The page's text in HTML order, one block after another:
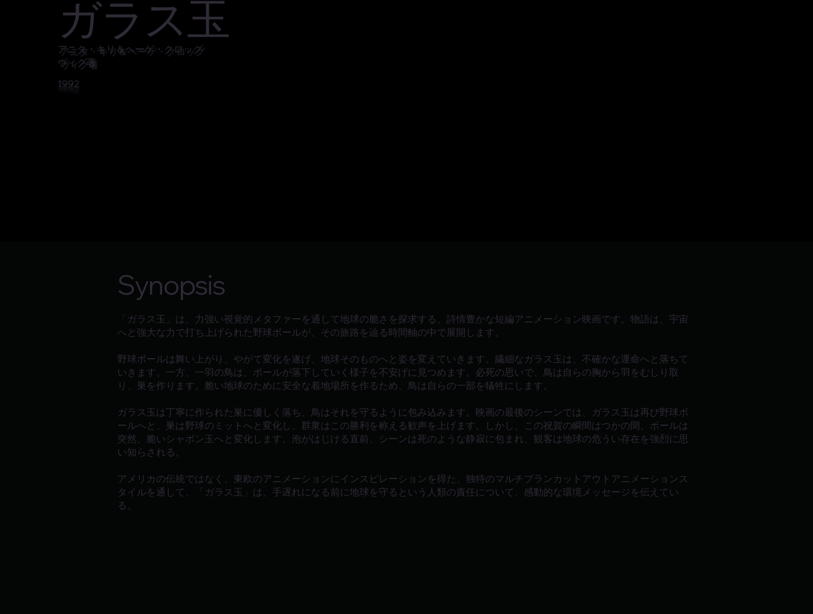
1992
アニタ・キリ＆ヘーゲ・クロッグ
ヴィグ著
ガラス玉
Synopsis
「ガラス玉」は、力強い視覚的メタファーを通して地球の脆さを探求する、詩情豊かな短編アニメーション映画です。物語は、宇宙
へと強大な力で打ち上げられた野球ボールが、その旅路を辿る時間軸の中で展開します。
野球ボールは舞い上がり、やがて変化を遂げ、地球そのものへと姿を変えていきます。繊細なガラス玉は、不確かな運命へと落ちて
いきます。一方、一羽の鳥は、ボールが落下していく様子を不安げに見つめます。必死の思いで、鳥は自らの胸から羽をむしり取
り、巣を作ります。脆い地球のために安全な着地場所を作るため、鳥は自らの一部を犠牲にします。
ガラス玉は丁寧に作られた巣に優しく落ち、鳥はそれを守るように包み込みます。映画の最後のシーンでは、ガラス玉は再び野球ボ
ールへと、巣は野球のミットへと変化し、群衆はこの勝利を称える歓声を上げます。しかし、この祝賀の瞬間はつかの間、ボールは
突然、脆いシャボン玉へと変化します。泡がはじける直前、シーンは死のような静寂に包まれ、観客は地球の危うい存在を強烈に思
い知らされる。
アメリカの伝統ではなく、東欧のアニメーションにインスピレーションを得た、独特のマルチプランカットアウトアニメーションス
タイルを通して、「ガラス玉」は、手遅れになる前に地球を守るという人類の責任について、感動的な環境メッセージを伝えてい
る。